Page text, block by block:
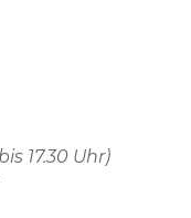
17.30 Uhr)